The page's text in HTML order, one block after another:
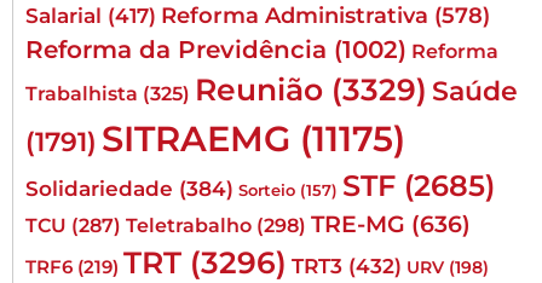
Salarial (417) Reforma Administrativa (578)
Reforma da Previdência (1002) Reforma
Trabalhista (325) Reunião (3329) Saúde
(1791) SITRAEMG (11175)
Solidariedade (384) Sorteio (157) STF (2685)
TCU (287) Teletrabalho (298) TRE-MG (636)
TRF6 (219) TRT (3296) TRT3 (432) URV (198)